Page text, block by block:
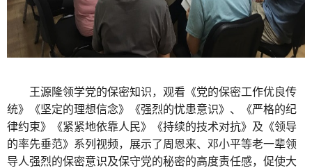
王源隆领学党的保密知识，观看《党的保密工作优良传
统》《坚定的理想信念》《强烈的忧患意识》、《严格的纪
律约束》《紧紧地依靠人民》《持续的技术对抗》及《领导
的率先垂范》系列视频，展示了周恩来、邓小平等老一辈领
导人强烈的保密意识及保守党的秘密的高度责任感，促使大